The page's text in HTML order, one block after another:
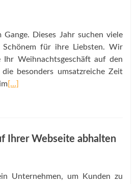
Dieses Jahr suchen viele
für ihre Liebsten. Wir
Weihnachtsgeschäft auf den
besonders umsatzreiche Zeit
[…]
Ihrer Webseite abhalten
Unternehmen, um Kunden zu